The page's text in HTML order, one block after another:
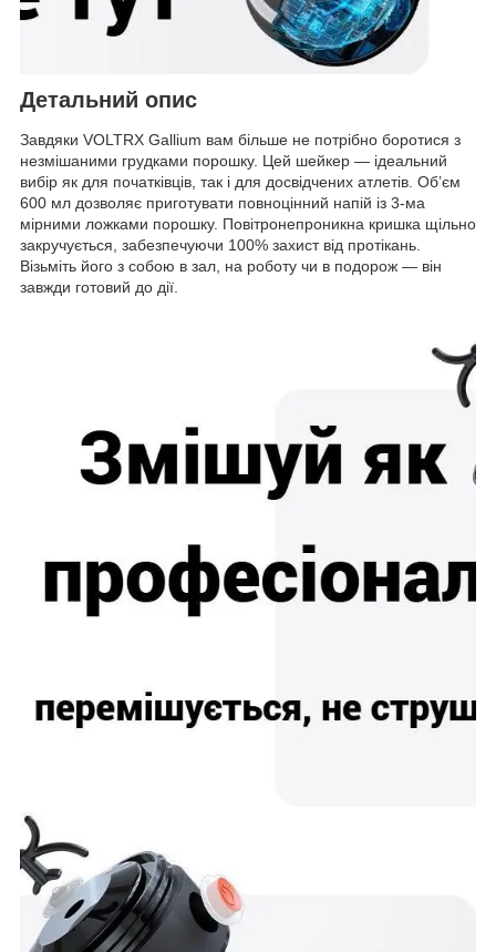
Детальний опис
Завдяки VOLTRX Gallium вам більше не потрібно боротися з
незмішаними грудками порошку. Цей шейкер — ідеальний
вибір як для початківців, так і для досвідчених атлетів. Об’єм
600 мл дозволяє приготувати повноцінний напій із 3-ма
мірними ложками порошку. Повітронепроникна кришка щільно
закручується, забезпечуючи 100% захист від протікань.
Візьміть його з собою в зал, на роботу чи в подорож — він
завжди готовий до дії.